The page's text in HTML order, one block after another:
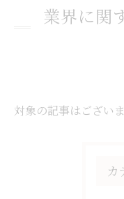
業界に関
対象の記事はござい
カ